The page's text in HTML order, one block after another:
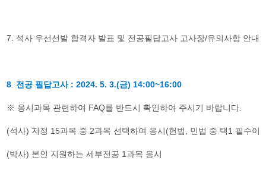
7. 석사 우선선발 합격자 발표 및 전공필답고사 고사장/유의사항 안내
8. 전공 필답고사 : 2024. 5. 3.(금) 14:00~16:00
​※ 응시과목 관련하여 FAQ를 반드시 확인하여 주시기 바랍니다.
(석사) 지정 15과목 중 2과목 선택하여 응시(헌법, 민법 중 택1 필수이
(박사) 본인 지원하는 세부전공 1과목 응시